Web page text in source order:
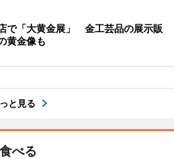
で「大黄金展」 金工芸品の展示販
黄金像も
と見る
食べる